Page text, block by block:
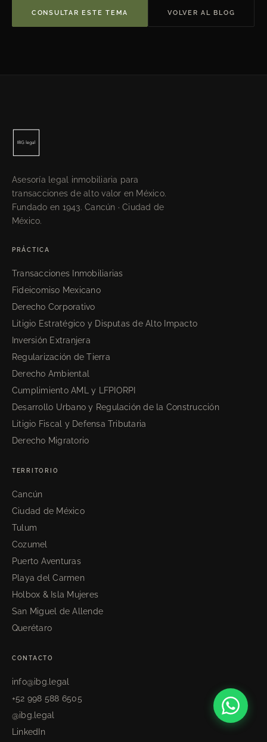
CONSULTAR ESTE TEMA VOLVER AL BLOG
Asesoría legal inmobiliaria para
transacciones de alto valor en México.
Fundado en 1943. Cancún · Ciudad de
México.
PRÁCTICA
Transacciones Inmobiliarias
Fideicomiso Mexicano
Derecho Corporativo
Litigio Estratégico y Disputas de Alto Impacto
Inversión Extranjera
Regularización de Tierra
Derecho Ambiental
Cumplimiento AML y LFPIORPI
Desarrollo Urbano y Regulación de la Construcción
Litigio Fiscal y Defensa Tributaria
Derecho Migratorio
TERRITORIO
Cancún
Ciudad de México
Tulum
Cozumel
Puerto Aventuras
Playa del Carmen
Holbox & Isla Mujeres
San Miguel de Allende
Querétaro
CONTACTO
info@ibg.legal
+52 998 588 6505
@ibg.legal
LinkedIn